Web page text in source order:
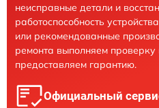
неисправные детали и
работоспособность
или рекомендованные
ремонта выполняем
предоставляем гарантию.
Официальный